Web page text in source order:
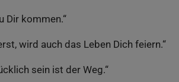
Dir kommen.“
wird auch das Leben Dich feiern.“
sein ist der Weg.“